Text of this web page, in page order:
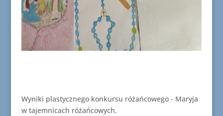
Wyniki plastycznego konkursu różańcowego - Maryja
w tajemnicach różańcowych.